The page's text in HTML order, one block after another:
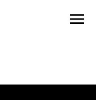
menu